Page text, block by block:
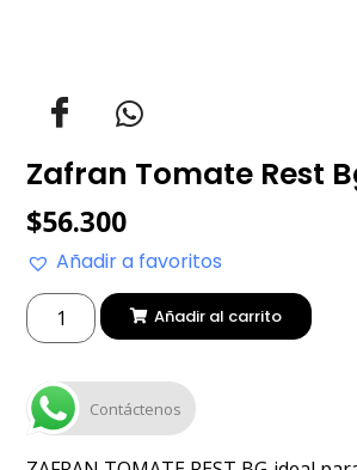
Zafran Tomate Rest
$56.300
Añadir a favoritos
Añadir al carrito
Contáctenos